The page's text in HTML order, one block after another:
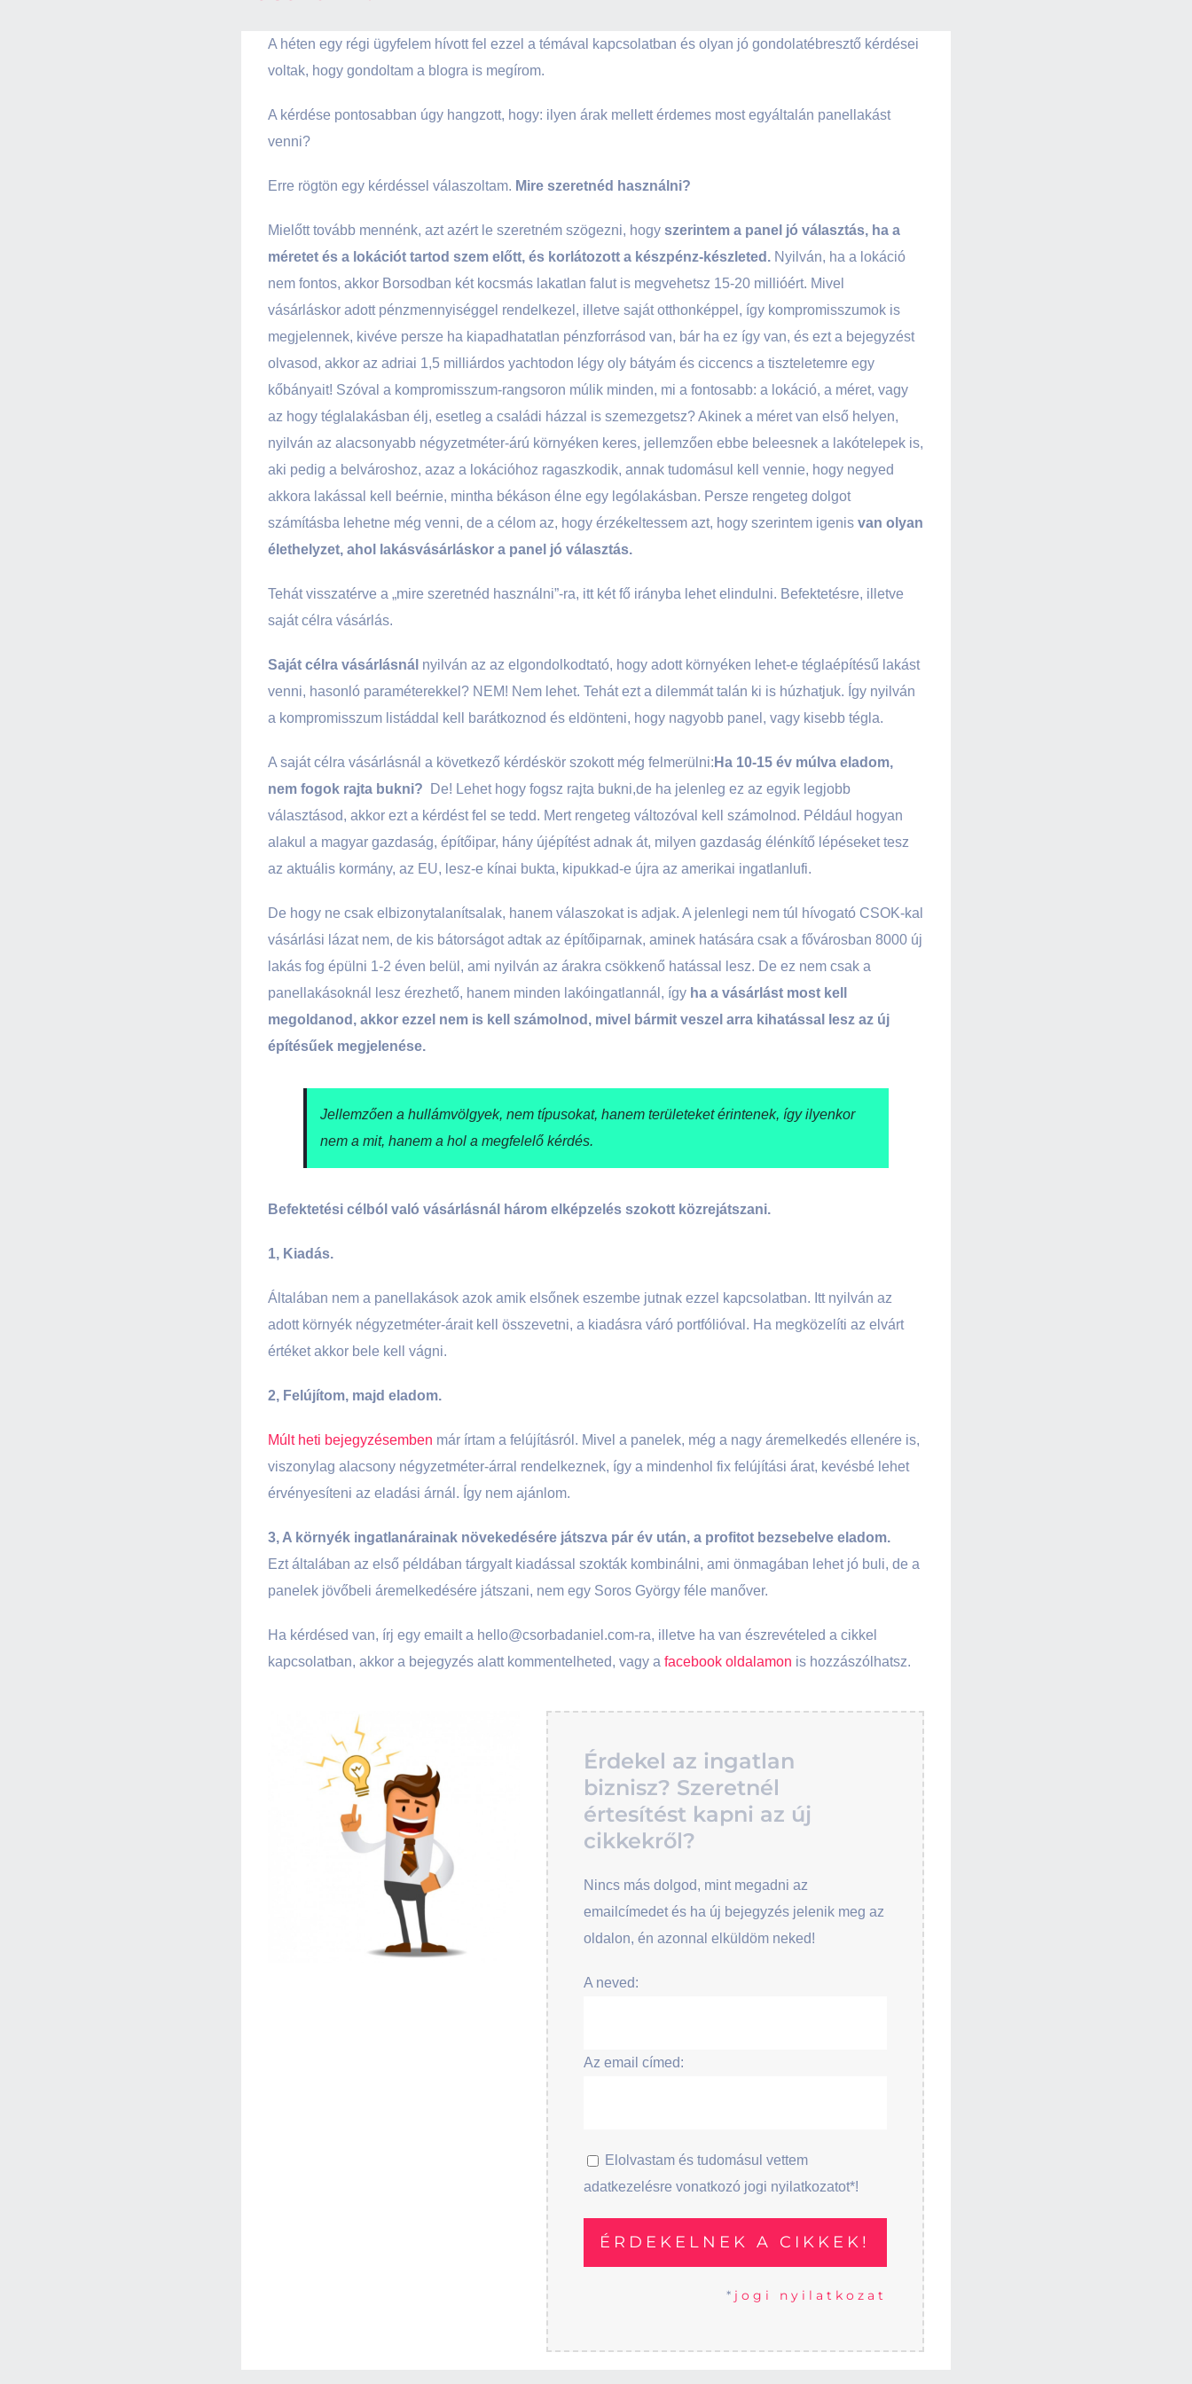
A héten egy régi ügyfelem hívott fel ezzel a témával kapcsolatban és olyan jó gondolatébresztő kérdései
voltak, hogy gondoltam a blogra is megírom.
A kérdése pontosabban úgy hangzott, hogy: ilyen árak mellett érdemes most egyáltalán panellakást
venni?
Erre rögtön egy kérdéssel válaszoltam. Mire szeretnéd használni?
Mielőtt tovább mennénk, azt azért le szeretném szögezni, hogy szerintem a panel jó választás, ha a
méretet és a lokációt tartod szem előtt, és korlátozott a készpénz-készleted. Nyilván, ha a lokáció
nem fontos, akkor Borsodban két kocsmás lakatlan falut is megvehetsz 15-20 millióért. Mivel
vásárláskor adott pénzmennyiséggel rendelkezel, illetve saját otthonképpel, így kompromisszumok is
megjelennek, kivéve persze ha kiapadhatatlan pénzforrásod van, bár ha ez így van, és ezt a bejegyzést
olvasod, akkor az adriai 1,5 milliárdos yachtodon légy oly bátyám és ciccencs a tiszteletemre egy
kőbányait! Szóval a kompromisszum-rangsoron múlik minden, mi a fontosabb: a lokáció, a méret, vagy
az hogy téglalakásban élj, esetleg a családi házzal is szemezgetsz? Akinek a méret van első helyen,
nyilván az alacsonyabb négyzetméter-árú környéken keres, jellemzően ebbe beleesnek a lakótelepek is,
aki pedig a belvároshoz, azaz a lokációhoz ragaszkodik, annak tudomásul kell vennie, hogy negyed
akkora lakással kell beérnie, mintha békáson élne egy lególakásban. Persze rengeteg dolgot
számításba lehetne még venni, de a célom az, hogy érzékeltessem azt, hogy szerintem igenis van olyan
élethelyzet, ahol lakásvásárláskor a panel jó választás.
Tehát visszatérve a „mire szeretnéd használni”-ra, itt két fő irányba lehet elindulni. Befektetésre, illetve
saját célra vásárlás.
Saját célra vásárlásnál nyilván az az elgondolkodtató, hogy adott környéken lehet-e téglaépítésű lakást
venni, hasonló paraméterekkel? NEM! Nem lehet. Tehát ezt a dilemmát talán ki is húzhatjuk. Így nyilván
a kompromisszum listáddal kell barátkoznod és eldönteni, hogy nagyobb panel, vagy kisebb tégla.
A saját célra vásárlásnál a következő kérdéskör szokott még felmerülni: Ha 10-15 év múlva eladom,
nem fogok rajta bukni? De! Lehet hogy fogsz rajta bukni,de ha jelenleg ez az egyik legjobb
választásod, akkor ezt a kérdést fel se tedd. Mert rengeteg változóval kell számolnod. Például hogyan
alakul a magyar gazdaság, építőipar, hány újépítést adnak át, milyen gazdaság élénkítő lépéseket tesz
az aktuális kormány, az EU, lesz-e kínai bukta, kipukkad-e újra az amerikai ingatlanlufi.
De hogy ne csak elbizonytalanítsalak, hanem válaszokat is adjak. A jelenlegi nem túl hívogató CSOK-kal
vásárlási lázat nem, de kis bátorságot adtak az építőiparnak, aminek hatására csak a fővárosban 8000 új
lakás fog épülni 1-2 éven belül, ami nyilván az árakra csökkenő hatással lesz. De ez nem csak a
panellakásoknál lesz érezhető, hanem minden lakóingatlannál, így ha a vásárlást most kell
megoldanod, akkor ezzel nem is kell számolnod, mivel bármit veszel arra kihatással lesz az új
építésűek megjelenése.
Jellemzően a hullámvölgyek, nem típusokat, hanem területeket érintenek, így ilyenkor
nem a mit, hanem a hol a megfelelő kérdés.
Befektetési célból való vásárlásnál három elképzelés szokott közrejátszani.
1, Kiadás.
Általában nem a panellakások azok amik elsőnek eszembe jutnak ezzel kapcsolatban. Itt nyilván az
adott környék négyzetméter-árait kell összevetni, a kiadásra váró portfólióval. Ha megközelíti az elvárt
értéket akkor bele kell vágni.
2, Felújítom, majd eladom.
Múlt heti bejegyzésemben már írtam a felújításról. Mivel a panelek, még a nagy áremelkedés ellenére is,
viszonylag alacsony négyzetméter-árral rendelkeznek, így a mindenhol fix felújítási árat, kevésbé lehet
érvényesíteni az eladási árnál. Így nem ajánlom.
3, A környék ingatlanárainak növekedésére játszva pár év után, a profitot bezsebelve eladom.
Ezt általában az első példában tárgyalt kiadással szokták kombinálni, ami önmagában lehet jó buli, de a
panelek jövőbeli áremelkedésére játszani, nem egy Soros György féle manőver.
Ha kérdésed van, írj egy emailt a hello@csorbadaniel.com-ra, illetve ha van észrevételed a cikkel
kapcsolatban, akkor a bejegyzés alatt kommentelheted, vagy a facebook oldalamon is hozzászólhatsz.
Érdekel az ingatlan
biznisz? Szeretnél
értesítést kapni az új
cikkekről?
Nincs más dolgod, mint megadni az
emailcímedet és ha új bejegyzés jelenik meg az
oldalon, én azonnal elküldöm neked!
A neved:
Az email címed:
Elolvastam és tudomásul vettem
adatkezelésre vonatkozó jogi nyilatkozatot*!
* jogi nyilatkozat